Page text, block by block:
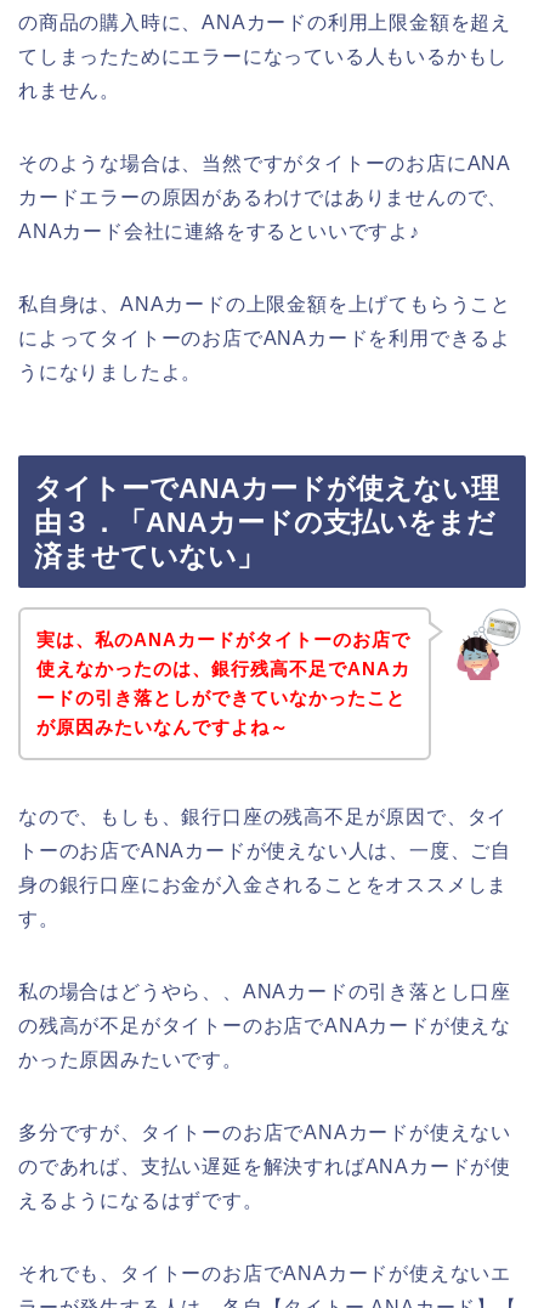
の商品の購入時に、ANAカードの利用上限金額を超え
てしまったためにエラーになっている人もいるかもし
れません。
そのような場合は、当然ですがタイトーのお店にANA
カードエラーの原因があるわけではありませんので、
ANAカード会社に連絡をするといいですよ♪
私自身は、ANAカードの上限金額を上げてもらうこと
によってタイトーのお店でANAカードを利用できるよ
うになりましたよ。
タイトーでANAカードが使えない理
由３．「ANAカードの支払いをまだ
済ませていない」
実は、私のANAカードがタイトーのお店で
使えなかったのは、銀行残高不足でANAカ
ードの引き落としができていなかったこと
が原因みたいなんですよね～
なので、もしも、銀行口座の残高不足が原因で、タイ
トーのお店でANAカードが使えない人は、一度、ご自
身の銀行口座にお金が入金されることをオススメしま
す。
私の場合はどうやら、、ANAカードの引き落とし口座
の残高が不足がタイトーのお店でANAカードが使えな
かった原因みたいです。
多分ですが、タイトーのお店でANAカードが使えない
のであれば、支払い遅延を解決すればANAカードが使
えるようになるはずです。
それでも、タイトーのお店でANAカードが使えないエ